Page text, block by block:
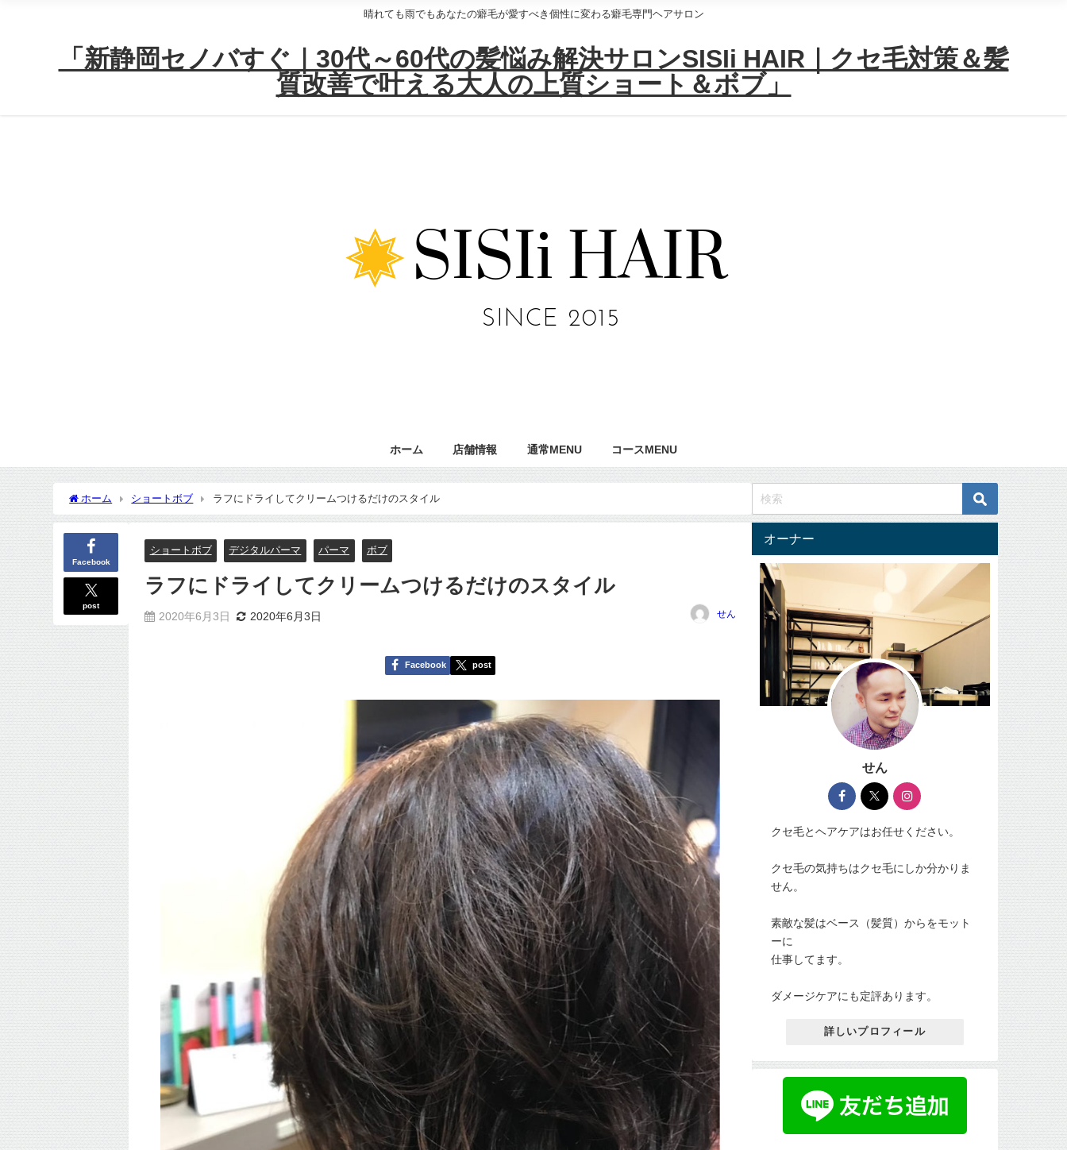
晴れても雨でもあなたの癖毛が愛すべき個性に変わる癖毛専門ヘアサロン
「新静岡セノバすぐ｜30代～60代の髪悩み解決サロンSISIi HAIR｜クセ毛対策＆髪
質改善で叶える大人の上質ショート＆ボブ」
ホーム 店舗情報 通常MENU コースMENU
ホーム ショートボブ ラフにドライしてクリームつけるだけのスタイル
Facebook
post
ショートボブ デジタルパーマ パーマ ボブ
ラフにドライしてクリームつけるだけのスタイル
2020年6月3日 2020年6月3日 せん
Facebook post
オーナー
せん
クセ毛とヘアケアはお任せください。
クセ毛の気持ちはクセ毛にしか分かりま
せん。
素敵な髪はベース（髪質）からをモット
ーに
仕事してます。
ダメージケアにも定評あります。
詳しいプロフィール